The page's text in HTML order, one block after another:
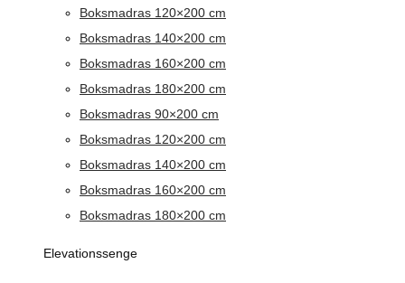
Boksmadras 120×200 cm
Boksmadras 140×200 cm
Boksmadras 160×200 cm
Boksmadras 180×200 cm
Boksmadras 90×200 cm
Boksmadras 120×200 cm
Boksmadras 140×200 cm
Boksmadras 160×200 cm
Boksmadras 180×200 cm
Elevationssenge